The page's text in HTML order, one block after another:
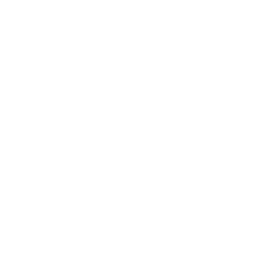
också med de
för män. Idag kan du
herrtröjor. De
of Swedens rockar för
eller kavajer,
material och
som är tidlös som du
jobb eller festlig
såklart bära även till
chinos och upplev
På vår sida finns ett
som regular och
of Sweden ge dig de
är högkvalitativa i